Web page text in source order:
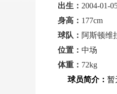
出生： 2004-01-
身高： 177cm
球队： 阿斯顿维
位置： 中场
体重： 72kg
球员简介： 暂